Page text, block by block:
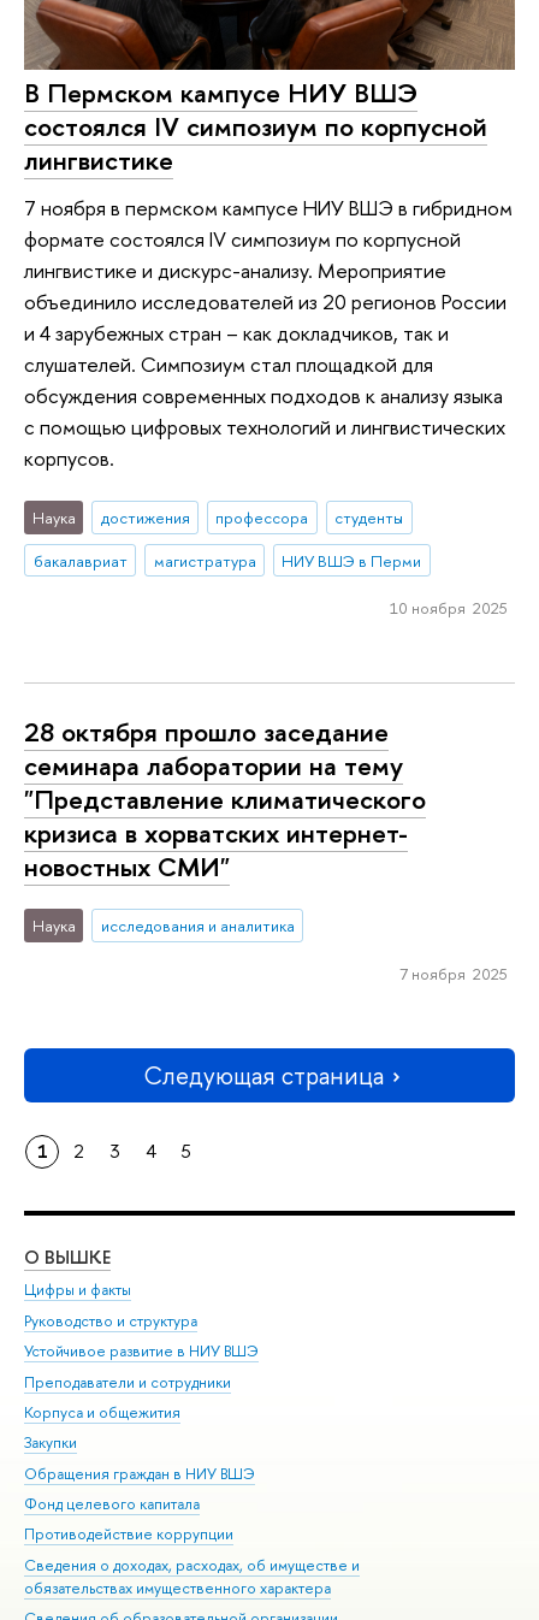
В Пермском кампусе НИУ ВШЭ
состоялся IV симпозиум по корпусной
лингвистике
7 ноября в пермском кампусе НИУ ВШЭ в гибридном
формате состоялся IV симпозиум по корпусной
лингвистике и дискурс-анализу. Мероприятие
объединило исследователей из 20 регионов России
и 4 зарубежных стран – как докладчиков, так и
слушателей. Симпозиум стал площадкой для
обсуждения современных подходов к анализу языка
с помощью цифровых технологий и лингвистических
корпусов.
Наука достижения профессора
студенты
бакалавриат
магистратура НИУ ВШЭ в Перми
10 ноября 2025
28 октября прошло заседание
семинара лаборатории на тему
"Представление климатического
кризиса в хорватских интернет-
новостных СМИ"
Наука исследования и аналитика
7 ноября 2025
Следующая страница
1 2 3 4 5
О ВЫШКЕ
Цифры и факты
Руководство и структура
Устойчивое развитие в НИУ ВШЭ
Преподаватели и сотрудники
Корпуса и общежития
Закупки
Обращения граждан в НИУ ВШЭ
Фонд целевого капитала
Противодействие коррупции
Сведения о доходах, расходах, об имуществе и
обязательствах имущественного характера